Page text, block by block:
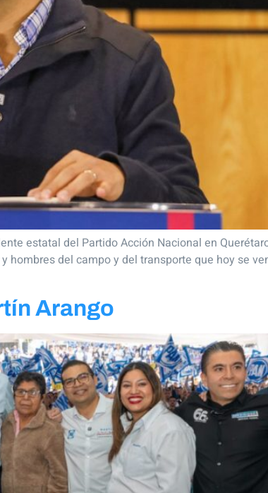
estatal del Partido Acción Nacional en
hombres del campo y del transporte que hoy se
Arango